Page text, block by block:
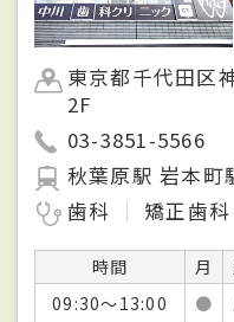
東京都千代田区
2F
03-3851-5566
秋葉原駅 岩本町
歯科
矯正歯科
時間 月
09:30～13:00
●